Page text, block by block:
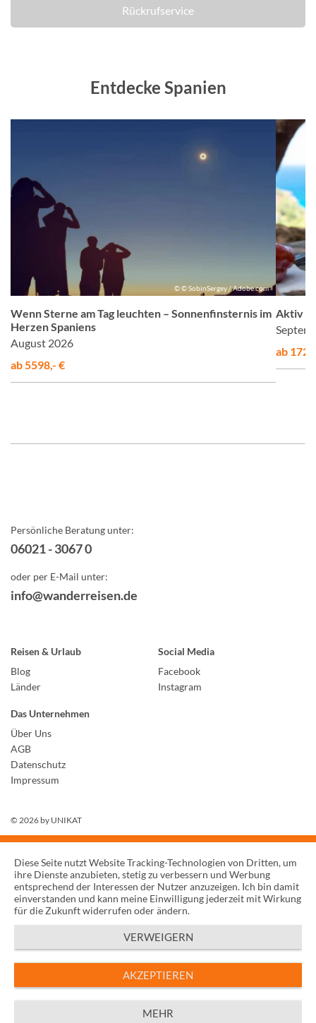
Rückrufservice
Entdecke Spanien
© © SobinSergey / Adobe.com
Wenn Sterne am Tag leuchten – Sonnenfinsternis im
Herzen Spaniens
August 2026
ab 5598,- €
Aktiv &
ab
Persönliche Beratung unter:
06021 - 3067 0
oder per E-Mail unter:
info@wanderreisen.de
Reisen & Urlaub
Blog
Länder
Social Media
Facebook
Instagram
Das Unternehmen
Über Uns
AGB
Datenschutz
Impressum
© 2026 by UNIKAT
Diese Seite nutzt Website Tracking-Technologien von Dritten, um
ihre Dienste anzubieten, stetig zu verbessern und Werbung
entsprechend der Interessen der Nutzer anzuzeigen. Ich bin damit
einverstanden und kann meine Einwilligung jederzeit mit Wirkung
für die Zukunft widerrufen oder ändern.
VERWEIGERN
AKZEPTIEREN
MEHR